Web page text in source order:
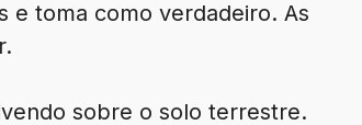
e toma como verdadeiro. As
sobre o solo terrestre.